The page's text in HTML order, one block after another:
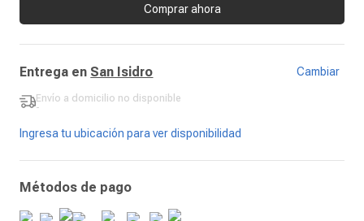
Comprar ahora
Entrega en San Isidro Cambiar
Envío a domicilio no disponible
-
Ingresa tu ubicación para ver disponibilidad
Métodos de pago